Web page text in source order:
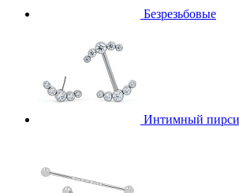
Безрезьбовые
Интимный